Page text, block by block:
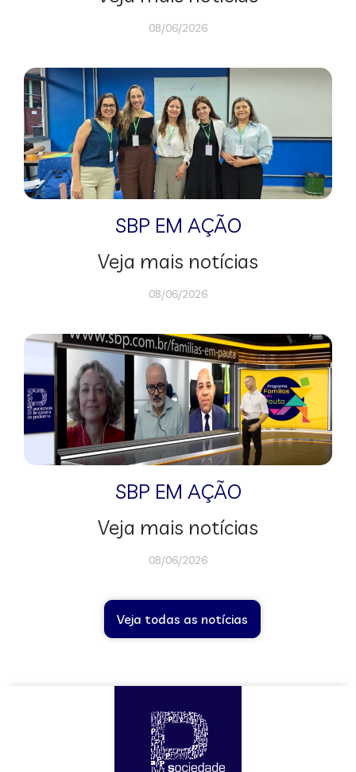
08/06/2026
SBP EM AÇÃO
Veja mais notícias
08/06/2026
SBP EM AÇÃO
Veja mais notícias
08/06/2026
Veja todas as notícias